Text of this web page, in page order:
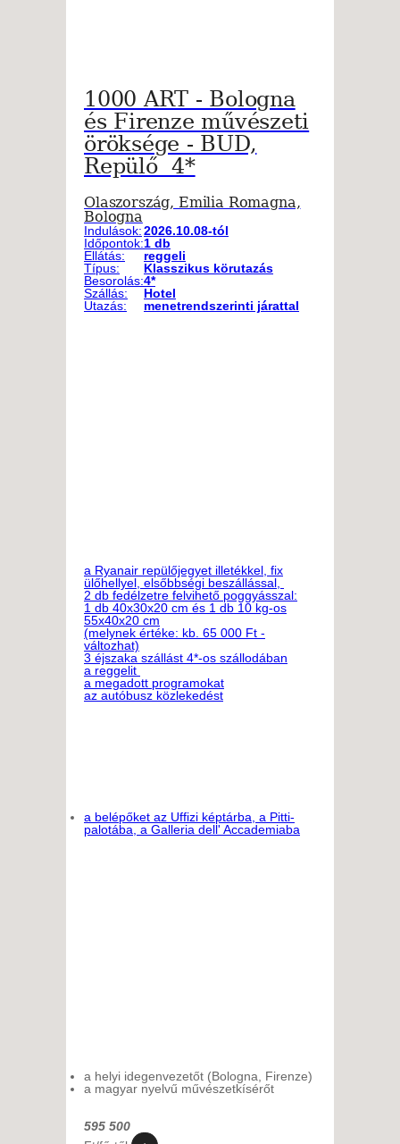
1000 ART - Bologna
és Firenze művészeti
öröksége - BUD,
Repülő 4*
Olaszország, Emilia Romagna,
Bologna
Indulások:2026.10.08-tól
Időpontok:1 db
Ellátás:
reggeli
Típus:
Klasszikus körutazás
Besorolás:4*
Szállás:
Hotel
Utazás:
menetrendszerinti járattal
a Ryanair repülőjegyet illetékkel, fix
ülőhellyel, elsőbbségi beszállással,
2 db fedélzetre felvihető poggyásszal:
1 db 40x30x20 cm és 1 db 10 kg-os
55x40x20 cm
(melynek értéke: kb. 65 000 Ft -
változhat)
3 éjszaka szállást 4*-os szállodában
a reggelit
a megadott programokat
az autóbusz közlekedést
a belépőket az Uffizi képtárba, a Pitti-
palotába, a Galleria dell' Accademiaba
a helyi idegenvezetőt (Bologna, Firenze)
a magyar nyelvű művészetkísérőt
595 500